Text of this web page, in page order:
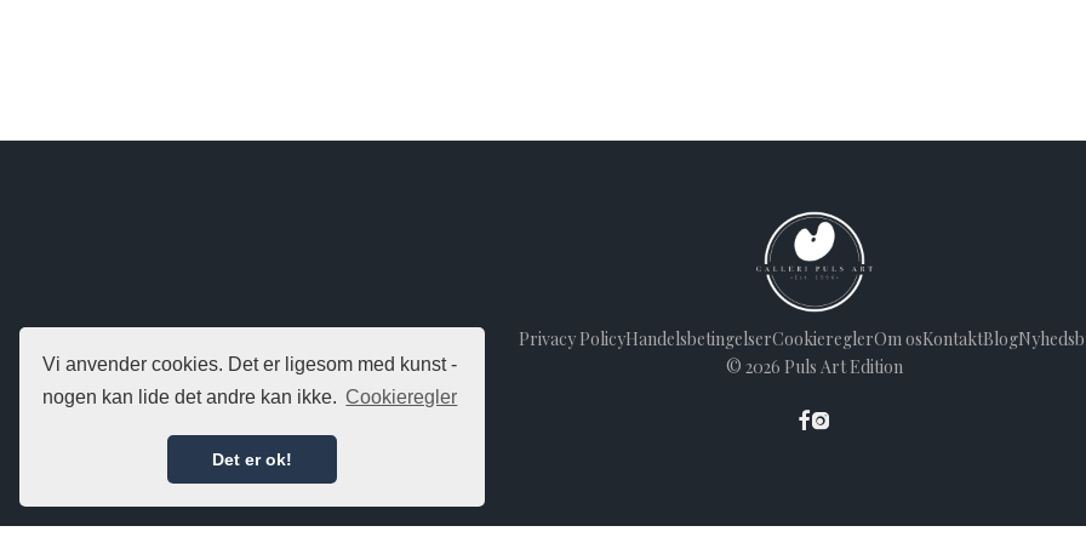
Vi anvender cookies. Det er ligesom med kunst -
nogen kan lide det andre kan ikke. Cookieregler
Det er ok!
Privacy PolicyHandelsbetingelserCookiereglerOm osKontaktBlog
© 2026 Puls Art Edition